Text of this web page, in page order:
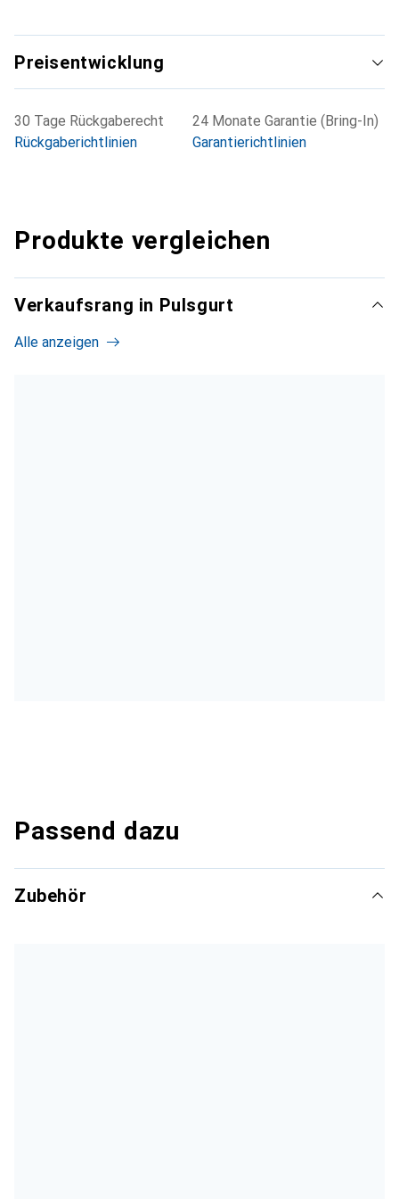
Preisentwicklung
30 Tage Rückgaberecht
Rückgaberichtlinien
24 Monate Garantie (Bring-In)
Garantierichtlinien
Produkte vergleichen
Verkaufsrang in Pulsgurt
Alle anzeigen
Passend dazu
Zubehör